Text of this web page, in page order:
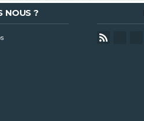
NOUS ?